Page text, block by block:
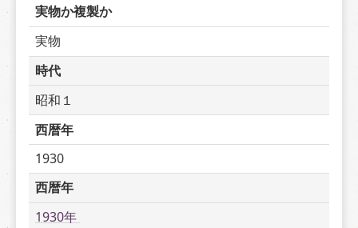
実物か複製か
実物
時代
昭和１
西暦年
1930
西暦年
1930年